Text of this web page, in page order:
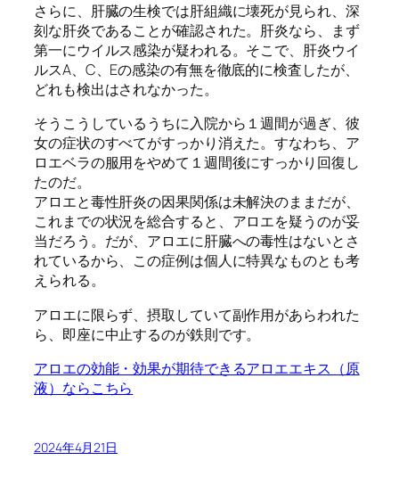
さらに、肝臓の生検では肝組織に壊死が見られ、深
刻な肝炎であることが確認された。肝炎なら、まず
第一にウイルス感染が疑われる。そこで、肝炎ウイ
ルスA、C、Eの感染の有無を徹底的に検査したが、
どれも検出はされなかった。
そうこうしているうちに入院から１週間が過ぎ、彼
女の症状のすべてがすっかり消えた。すなわち、ア
ロエベラの服用をやめて１週間後にすっかり回復し
たのだ。
アロエと毒性肝炎の因果関係は未解決のままだが、
これまでの状況を総合すると、アロエを疑うのが妥
当だろう。だが、アロエに肝臓への毒性はないとさ
れているから、この症例は個人に特異なものとも考
えられる。
アロエに限らず、摂取していて副作用があらわれた
ら、即座に中止するのが鉄則です。
アロエの効能・効果が期待できるアロエエキス（原
液）ならこちら
2024年4月21日